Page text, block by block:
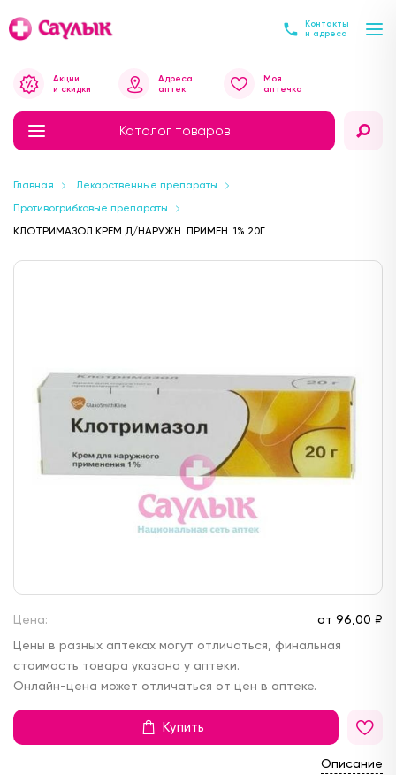
Контакты
и адреса
Каталог товаров
Акции
и скидки
Адреса
аптек
Моя
аптечка
Главная
Лекарственные препараты
Противогрибковые препараты
КЛОТРИМАЗОЛ КРЕМ Д/НАРУЖН. ПРИМЕН. 1% 20Г
Цена: от 96, 00 ₽
Цены в разных аптеках могут отличаться, финальная
стоимость товара указана у аптеки.
Онлайн-цена может отличаться от цен в аптеке.
Купить
Описание